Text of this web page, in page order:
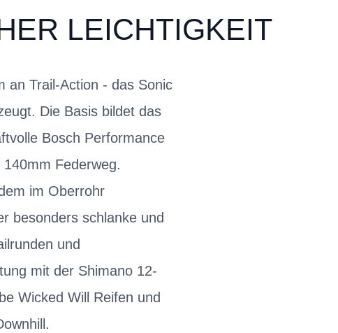
LEICHTIGKEIT
an Trail-Action - das Sonic
Die Basis bildet das
Bosch Performance
Federweg.
im Oberrohr
besonders schlanke und
und
mit der Shimano 12-
Wicked Will Reifen und